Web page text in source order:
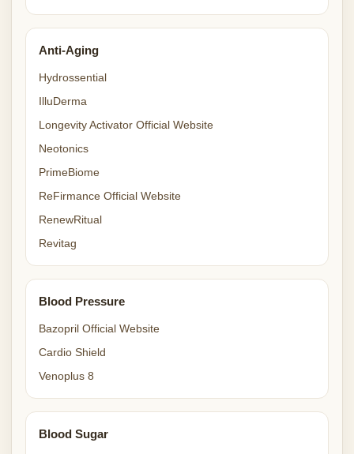
Anti-Aging
Hydrossential
IlluDerma
Longevity Activator Official Website
Neotonics
PrimeBiome
ReFirmance Official Website
RenewRitual
Revitag
Blood Pressure
Bazopril Official Website
Cardio Shield
Venoplus 8
Blood Sugar